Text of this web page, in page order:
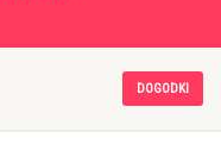
DOGODKI